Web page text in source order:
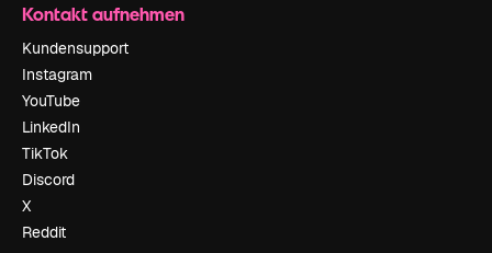
Kontakt aufnehmen
Kundensupport
Instagram
YouTube
LinkedIn
TikTok
Discord
X
Reddit